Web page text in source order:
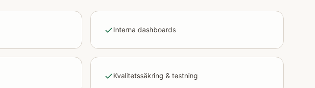
Interna dashboards
Kvalitetssäkring & testning